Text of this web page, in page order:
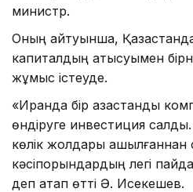
министр.
Оның айтуынша, Қазақстанда
капиталдың қатысуымен
жұмыс істеуде.
«Иранда бір қазақстандық
өндіруге инвестиция
көлік жолдары ашылғаннан
кәсіпорындардың легі
деп атап өтті Ә. Исекешев.